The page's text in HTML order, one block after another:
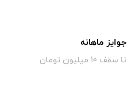
جوایز ماهانه
تا سقف 10 میلیون تومان